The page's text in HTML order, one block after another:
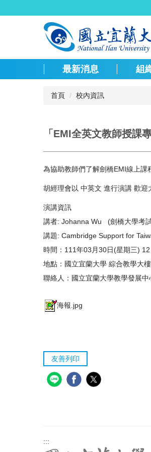
到
容
最新消息 組
首頁 校內資訊
「EMI全英文教師授課
為協助教師們了解劍橋EMI線上課
胡經理會以 中英文 進行演講 歡迎
演講資訊
講者: Johanna Wu (劍橋大學考
講題: Cambridge Support for
時間：111年03月30日(星期三)
地點：國立宜蘭大學 綜合教學大
聯絡人：國立宜蘭大學教學發展
海報.jpg
友善列印
:::